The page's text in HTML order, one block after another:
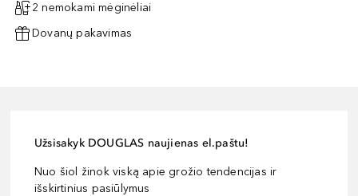
2 nemokami mėginėliai
Dovanų pakavimas
Užsisakyk DOUGLAS naujienas el.paštu!
Nuo šiol žinok viską apie grožio tendencijas ir
išskirtinius pasiūlymus